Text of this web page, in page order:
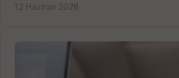
12 Haziran 2026